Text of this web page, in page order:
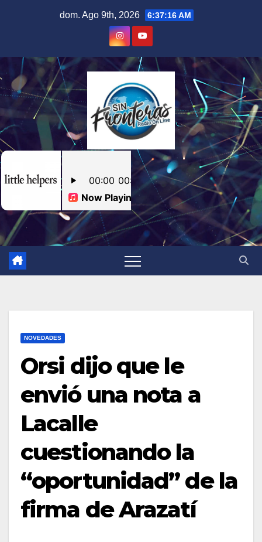
dom. Ago 9th, 2026 6:37:17 AM
NOVEDADES
Orsi dijo que le
envió una nota a
Lacalle
cuestionando la
“oportunidad” de la
firma de Arazatí